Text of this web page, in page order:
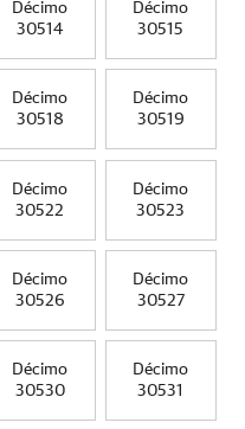
Décimo
30514
Décimo
30515
Décimo
30518
Décimo
30519
Décimo
30522
Décimo
30523
Décimo
30526
Décimo
30527
Décimo
30530
Décimo
30531